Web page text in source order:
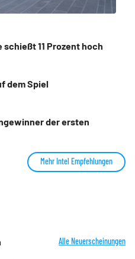
11 Prozent hoch
dem Spiel
der ersten
Mehr Intel Empfehlungen
Alle Neuerscheinungen